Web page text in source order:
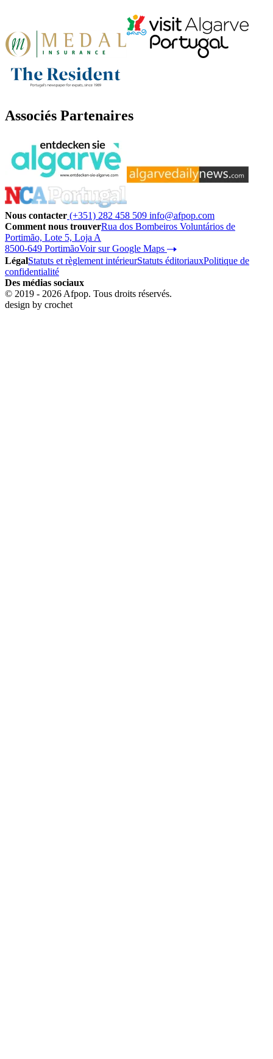
Associés Partenaires
Nous contacter (+351) 282 458 509 info@afpop.com
Comment nous trouverRua dos Bombeiros Voluntários de
Portimão, Lote 5, Loja A
8500-649 PortimãoVoir sur Google Maps
LégalStatuts et règlement intérieurStatuts éditoriauxPolitique de
confidentialité
Des médias sociaux
© 2019 - 2026 Afpop. Tous droits réservés.
design by crochet